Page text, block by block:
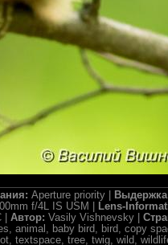
Aperture priority |
f/4L IS USM | Lens-
| Автор: Vasily Vishnevsky |
animal, baby bird, bird, copy
textspace, tree, twig, wild,